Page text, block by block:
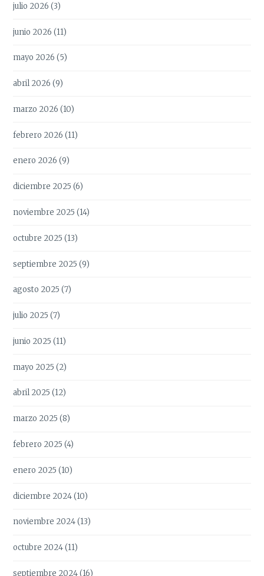
julio 2026 (3)
junio 2026 (11)
mayo 2026 (5)
abril 2026 (9)
marzo 2026 (10)
febrero 2026 (11)
enero 2026 (9)
diciembre 2025 (6)
noviembre 2025 (14)
octubre 2025 (13)
septiembre 2025 (9)
agosto 2025 (7)
julio 2025 (7)
junio 2025 (11)
mayo 2025 (2)
abril 2025 (12)
marzo 2025 (8)
febrero 2025 (4)
enero 2025 (10)
diciembre 2024(10)
noviembre 2024(13)
octubre 2024(11)
septiembre 2024(16)